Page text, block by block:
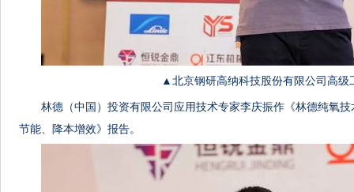
▲北京钢研高纳科技股份有限公司高级
林德（中国）投资有限公司应用技术专家李庆振作《林德纯氧
节能、降本增效》报告。